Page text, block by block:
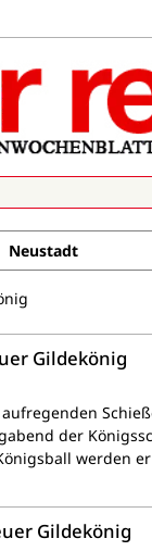
Neustadt
Gildekönig
der
werden
Gildekönig